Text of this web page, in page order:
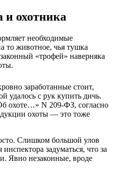
и охотника
необходимые
то животное, чья тушка
«трофей» наверняка
заработанные стоит,
удалось с рук купить дичь.
охоте…» N 209-ФЗ, согласно
охоты — это тоже
Слишком большой улов
задуматься, что за
Явно незаконные, вроде